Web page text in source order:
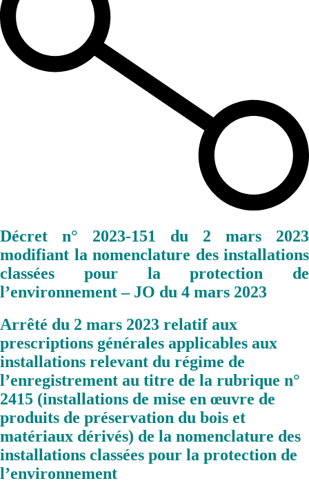
Décret n° 2023-151 du 2 mars 2023
modifiant la nomenclature des installations
classées pour la protection de
l’environnement – JO du 4 mars 2023
Arrêté du 2 mars 2023 relatif aux
prescriptions générales applicables aux
installations relevant du régime de
l’enregistrement au titre de la rubrique n°
2415 (installations de mise en œuvre de
produits de préservation du bois et
matériaux dérivés) de la nomenclature des
installations classées pour la protection de
l’environnement